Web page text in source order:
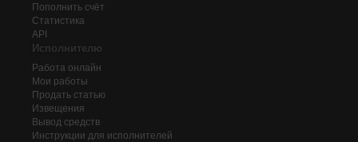
Пополнить счёт
Статистика
API
Исполнителю
Работа онлайн
Мои работы
Продать статью
Извещения
Вывод средств
Инструкции для исполнителей